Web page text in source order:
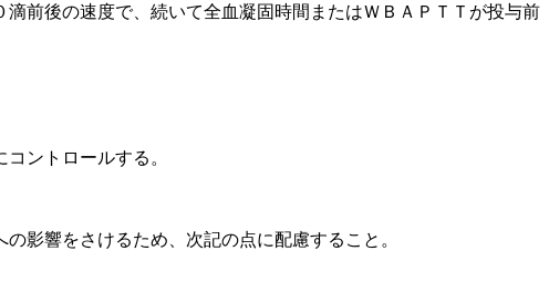
前後の速度で、続いて全血凝固時間またはＷＢＡＰＴＴが投与前
ントロールする。
影響をさけるため、次記の点に配慮すること。